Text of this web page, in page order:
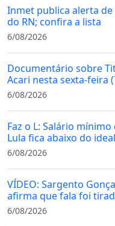
posts
Inmet publica alerta
do RN; confira a lista
6/08/2026
Documentário sobre
Acari nesta sexta-feira
6/08/2026
Faz o L: Salário
Lula fica abaixo do
6/08/2026
VÍDEO: Sargento
afirma que fala foi
6/08/2026